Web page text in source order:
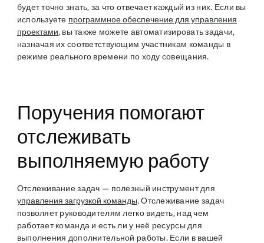
будет точно знать, за что отвечает каждый из них. Если вы
используете программное обеспечение для управления
проектами, вы также можете автоматизировать задачи,
назначая их соответствующим участникам команды в
режиме реального времени по ходу совещания.
Поручения помогают
отслеживать
выполняемую работу
Отслеживание задач — полезный инструмент для
управления загрузкой команды. Отслеживание задач
позволяет руководителям легко видеть, над чем
работает команда и есть ли у неё ресурсы для
выполнения дополнительной работы. Если в вашей